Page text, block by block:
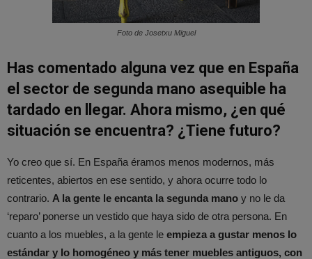
Foto de Josetxu Miguel
Has comentado alguna vez que en España
el sector de segunda mano asequible ha
tardado en llegar. Ahora mismo, ¿en qué
situación se encuentra? ¿Tiene futuro?
Yo creo que sí. En España éramos menos modernos, más
reticentes, abiertos en ese sentido, y ahora ocurre todo lo
contrario. A la gente le encanta la segunda mano y no le da
‘reparo’ ponerse un vestido que haya sido de otra persona. En
cuanto a los muebles, a la gente le empieza a gustar menos lo
estándar y lo homogéneo y más tener muebles antiguos, con